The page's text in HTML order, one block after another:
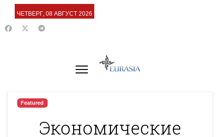
ЧЕТВЕРГ, 08 АВГУСТ 2026
Featured
Экономические